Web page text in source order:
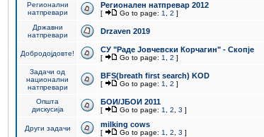
Регионални
натпревари
Регионален натпревар 2012
[ Go to page: 1 2 ]
Државни
натпревари
Drzaven 2019
Добродојдовте! СУ "Раде Јовчевски Корчагин" - Скопје
[ Go to page: 1 2 ]
Задачи од
национални
натпревари
BFS(breath first search) KOD
[ Go to page: 1 2 ]
Општа
дискусија
БОИ/ЈБОИ 2011
[ Go to page: 1 2 3 ]
Други задачи milking cows
[ Go to page: 1 2 3 ]